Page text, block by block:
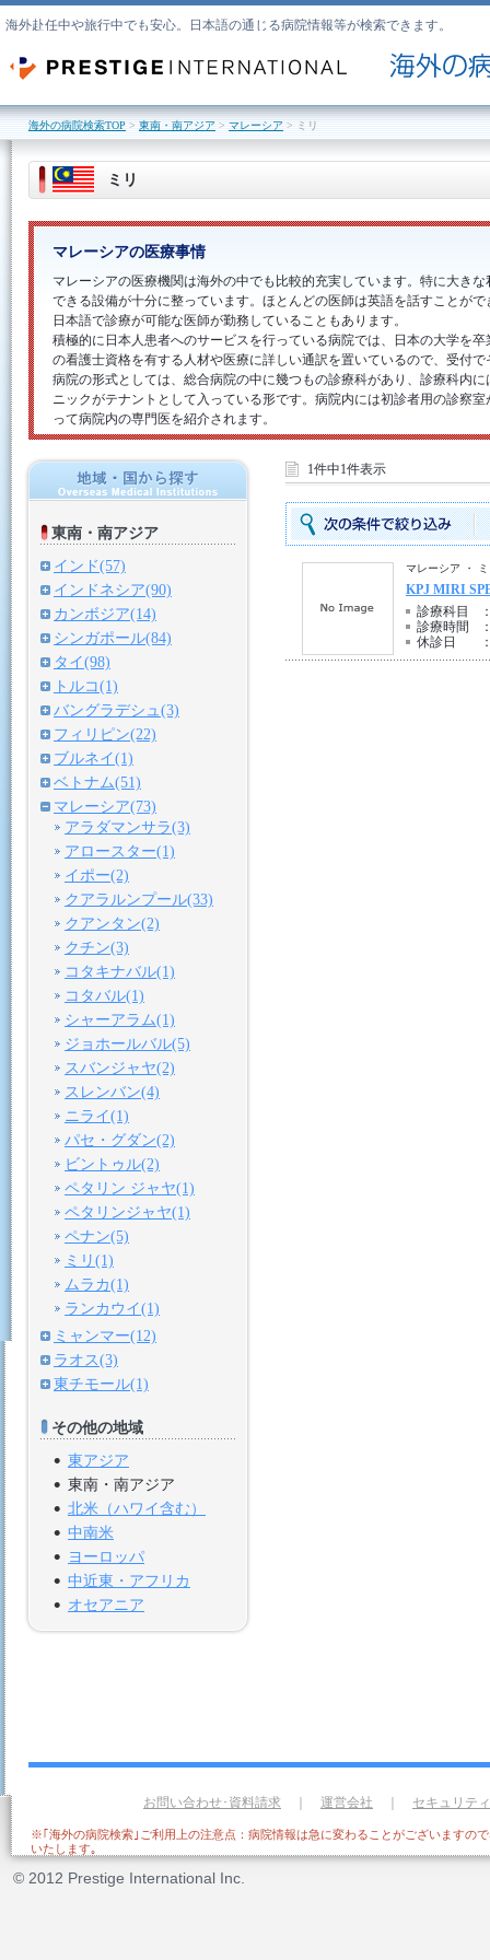
海外赴任中や旅行中でも安心。日本語の通じる病院情報等が検索できます。
海外の病院検索TOP>東南・南アジア>マレーシア> ミリ
ミリ
マレーシアの医療事情
マレーシアの医療機関は海外の中でも比較的充実しています。特に大き
できる設備が十分に整っています。ほとんどの医師は英語を話すことが
日本語で診療が可能な医師が勤務していることもあります。
積極的に日本人患者へのサービスを行っている病院では、日本の大学を
の看護士資格を有する人材や医療に詳しい通訳を置いているので、受付
病院の形式としては、総合病院の中に幾つもの診療科があり、診療科内
ニックがテナントとして入っている形です。病院内には初診者用の診察
って病院内の専門医を紹介されます。
1件中1件表示
マレーシア ・
KPJ MIRI
診療科目
診療時間
休診日
東南・南アジア
インド(57)
インドネシア(90)
カンボジア(14)
シンガポール(84)
タイ(98)
トルコ(1)
バングラデシュ(3)
フィリピン(22)
ブルネイ(1)
ベトナム(51)
マレーシア(73)
アラダマンサラ(3)
アロースター(1)
イポー(2)
クアラルンプール(33)
クアンタン(2)
クチン(3)
コタキナバル(1)
コタバル(1)
シャーアラム(1)
ジョホールバル(5)
スバンジャヤ(2)
スレンバン(4)
ニライ(1)
パセ・グダン(2)
ビントゥル(2)
ペタリン ジャヤ(1)
ペタリンジャヤ(1)
ペナン(5)
ミリ(1)
ムラカ(1)
ランカウイ(1)
ミャンマー(12)
ラオス(3)
東チモール(1)
その他の地域
東アジア
東南・南アジア
北米（ハワイ含む）
中南米
ヨーロッパ
中近東・アフリカ
オセアニア
※｢海外の病院検索｣ご利用上の注意点：病院情報は急に変わることがございますの
いたします｡
お問い合わせ･資料請求 運営会社 セキュリテ
© 2012 Prestige International Inc.